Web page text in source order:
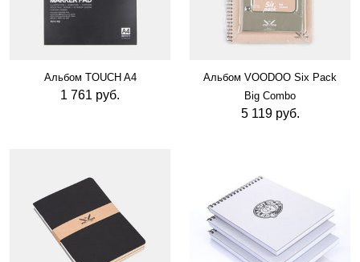
Альбом TOUCH A4
1 761 руб.
Альбом VOODOO Six Pack
Big Combo
5 119 руб.